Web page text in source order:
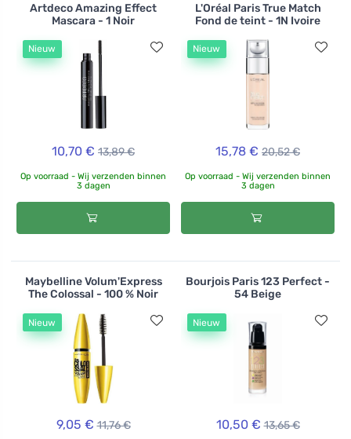
Artdeco Amazing Effect
Mascara - 1 Noir
Nieuw
10,70 € 13,89 €
Op voorraad - Wij verzenden binnen
3 dagen
L'Oréal Paris True Match
Fond de teint - 1N Ivoire
Nieuw
15,78 € 20,52 €
Op voorraad - Wij verzenden binnen
3 dagen
Maybelline Volum'Express
The Colossal - 100 % Noir
Nieuw
9,05 € 11,76 €
Bourjois Paris 123 Perfect -
54 Beige
Nieuw
10,50 € 13,65 €